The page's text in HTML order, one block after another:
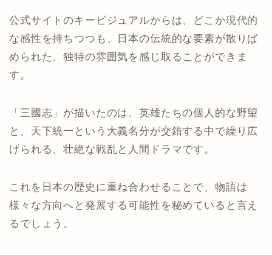
公式サイトのキービジュアルからは、どこか現代的
な感性を持ちつつも、日本の伝統的な要素が散りば
められた、独特の雰囲気を感じ取ることができま
す。
「三國志」が描いたのは、英雄たちの個人的な野望
と、天下統一という大義名分が交錯する中で繰り広
げられる、壮絶な戦乱と人間ドラマです。
これを日本の歴史に重ね合わせることで、物語は
様々な方向へと発展する可能性を秘めていると言え
るでしょう。